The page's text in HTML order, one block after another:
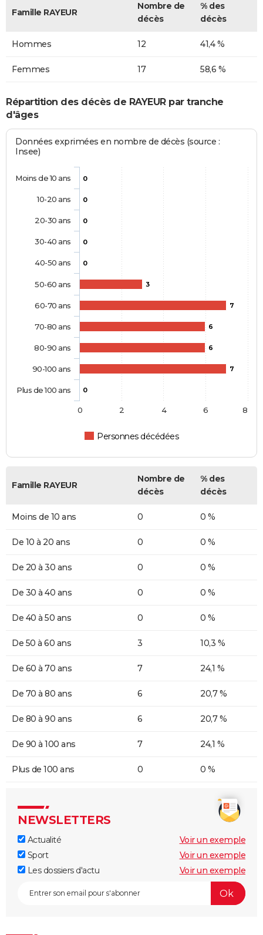
Famille RAYEUR
Nombre de
décès
% des
décès
Hommes 12 41,4 %
Femmes 17 58,6 %
Répartition des décès de RAYEUR par tranche
d'âges
Données exprimées en nombre de décès (source :
Insee)
0
0
0
0
0
3
7
6
6
7
0
Personnes décédées
Moins de 10 ans
10-20 ans
20-30 ans
30-40 ans
40-50 ans
50-60 ans
60-70 ans
70-80 ans
80-90 ans
90-100 ans
Plus de 100 ans
0 2 4 6 8
Famille RAYEUR
Nombre de
décès
% des
décès
Moins de 10 ans 0 0 %
De 10 à 20 ans 0 0 %
De 20 à 30 ans 0 0 %
De 30 à 40 ans 0 0 %
De 40 à 50 ans 0 0 %
De 50 à 60 ans 3 10,3 %
De 60 à 70 ans 7 24,1 %
De 70 à 80 ans 6 20,7 %
De 80 à 90 ans 6 20,7 %
De 90 à 100 ans 7 24,1 %
Plus de 100 ans 0 0 %
NEWSLETTERS
Actualité
Voir un exemple
Sport
Voir un exemple
Les dossiers d'actu
Voir un exemple